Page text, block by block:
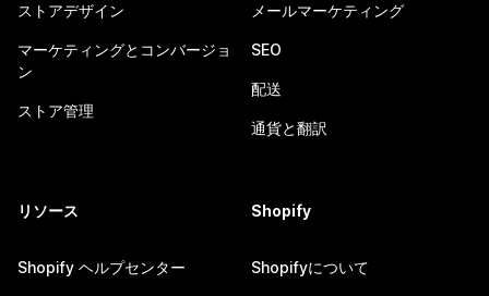
ストアデザイン
マーケティングとコンバージョ
ン
ストア管理
メールマーケティング
SEO
配送
通貨と翻訳
リソース
Shopify ヘルプセンター
Shopify
Shopifyについて